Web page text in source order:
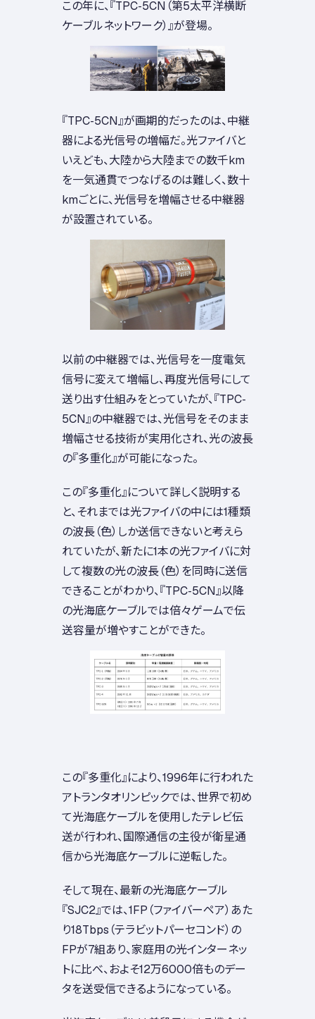
この年に、『TPC-5CN（第5太平洋横断
ケーブルネットワーク）』が登場。
『TPC-5CN』が画期的だったのは、中継
器による光信号の増幅だ。光ファイバと
いえども、大陸から大陸までの数千km
を一気通貫でつなげるのは難しく、数十
kmごとに、光信号を増幅させる中継器
が設置されている。
以前の中継器では、光信号を一度電気
信号に変えて増幅し、再度光信号にして
送り出す仕組みをとっていたが、『TPC-
5CN』の中継器では、光信号をそのまま
増幅させる技術が実用化され、光の波長
の『多重化』が可能になった。
この『多重化』について詳しく説明する
と、それまでは光ファイバの中には1種類
の波長（色）しか送信できないと考えら
れていたが、新たに1本の光ファイバに対
して複数の光の波長（色）を同時に送信
できることがわかり、『TPC-5CN』以降
の光海底ケーブルでは倍々ゲームで伝
送容量が増やすことができた。
この『多重化』により、1996年に行われた
アトランタオリンピックでは、世界で初め
て光海底ケーブルを使用したテレビ伝
送が行われ、国際通信の主役が衛星通
信から光海底ケーブルに逆転した。
そして現在、最新の光海底ケーブル
『SJC2』では、1FP（ファイバーペア）あた
り18Tbps（テラビットパーセコンド）の
FPが7組あり、家庭用の光インターネッ
トに比べ、およそ12万6000倍ものデー
タを送受信できるようになっている。